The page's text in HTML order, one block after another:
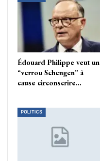
Édouard Philippe veut un
“verrou Schengen” à
cause circonscrire…
POLITICS